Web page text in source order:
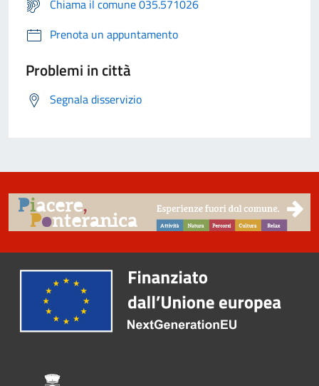
Chiama il comune 035.571026
Prenota un appuntamento
Problemi in città
Segnala disservizio